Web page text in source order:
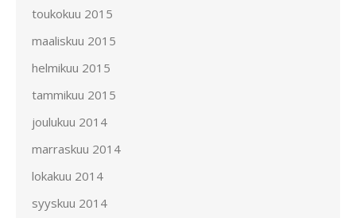
toukokuu 2015
maaliskuu 2015
helmikuu 2015
tammikuu 2015
joulukuu 2014
marraskuu 2014
lokakuu 2014
syyskuu 2014